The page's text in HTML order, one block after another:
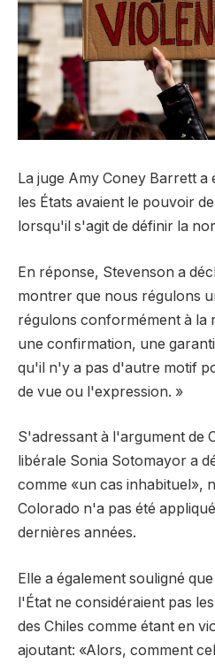
La juge Amy Coney Barrett a
les États avaient le pouvoir
lorsqu'il s'agit de définir la
En réponse, Stevenson a
montrer que nous régulons
régulons conformément à la
une confirmation, une
qu'il n'y a pas d'autre motif
de vue ou l'expression. »
S'adressant à l'argument de
libérale Sonia Sotomayor a
comme «un cas inhabituel»,
Colorado n'a pas été
dernières années.
Elle a également souligné
l'État ne considéraient pas
des Chiles comme étant en
ajoutant: «Alors, comment